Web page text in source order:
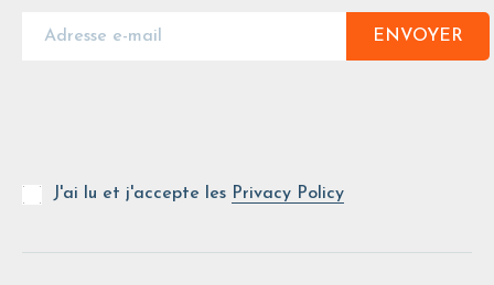
ENVOYER
J'ai lu et j'accepte les Privacy Policy